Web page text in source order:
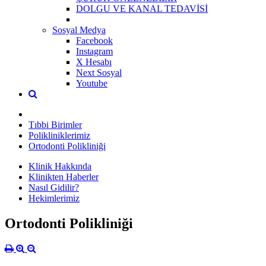
DOLGU VE KANAL TEDAVİSİ
Sosyal Medya
Facebook
Instagram
X Hesabı
Next Sosyal
Youtube
Tıbbi Birimler
Polikliniklerimiz
Ortodonti Polikliniği
Klinik Hakkında
Klinikten Haberler
Nasıl Gidilir?
Hekimlerimiz
Ortodonti Polikliniği